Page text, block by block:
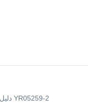
دليل التركيب والتشغيل لفرن التجفيف الكهربائي YR05259-2